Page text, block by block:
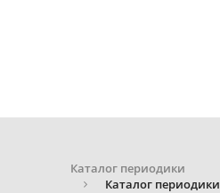
Каталог периодики
Каталог периодики